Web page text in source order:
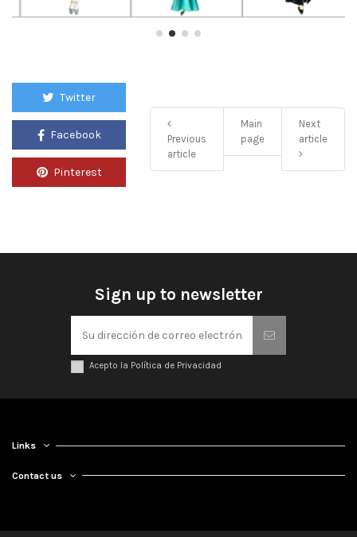
Twitter
Facebook
Pinterest
Previous
article
Main
page
Next
article
Sign up to newsletter
Acepto la Política de Privacidad
Links
Contact us